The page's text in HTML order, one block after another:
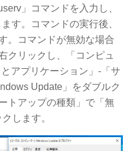
」コマンドを入力し、
す。コマンドの実行後、
。コマンドが無効な場合
クリックし、「コンピュ
アプリケーション」-「サ
Update」をダブルク
トアップの種類」で「無
します。